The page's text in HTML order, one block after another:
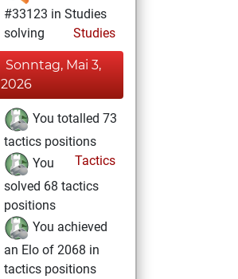
#33123 in Studies
solving
Studies
Sonntag, Mai 3,
2026
You totalled 73
tactics positions
Tactics
You
solved 68 tactics
positions
You achieved
an Elo of 2068 in
tactics positions